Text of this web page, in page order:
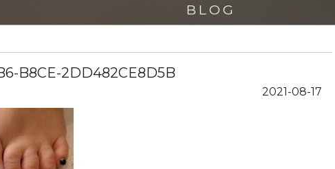
BLOG
B8CE-2DD482CE8D5B
2021-08-17